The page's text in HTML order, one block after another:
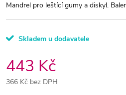
Mandrel pro leštící gumy a diskyl.
Skladem u dodavatele
443 Kč
366 Kč bez DPH